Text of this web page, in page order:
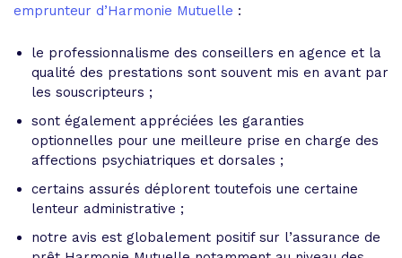
emprunteur d’Harmonie Mutuelle :
le professionnalisme des conseillers en agence et la
qualité des prestations sont souvent mis en avant par
les souscripteurs ;
sont également appréciées les garanties
optionnelles pour une meilleure prise en charge des
affections psychiatriques et dorsales ;
certains assurés déplorent toutefois une certaine
lenteur administrative ;
notre avis est globalement positif sur l’assurance de